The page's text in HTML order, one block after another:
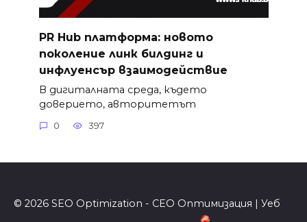
PR Hub платформа: новото
поколение линк билдинг и
инфлуенсър взаимодействие
В дигиталната среда, където
доверието, авторитетът
0 397
© 2026 SEO Optimization - СЕО Оптимизация | Уеб